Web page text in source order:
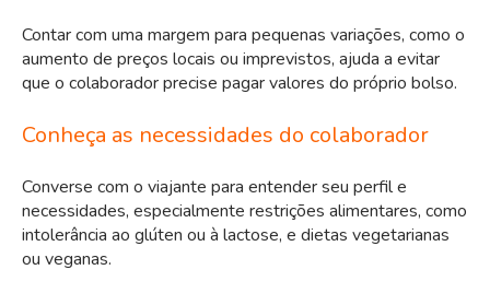
Contar com uma margem para pequenas variações, como o
aumento de preços locais ou imprevistos, ajuda a evitar
que o colaborador precise pagar valores do próprio bolso.
Conheça as necessidades do colaborador
Converse com o viajante para entender seu perfil e
necessidades, especialmente restrições alimentares, como
intolerância ao glúten ou à lactose, e dietas vegetarianas
ou veganas.